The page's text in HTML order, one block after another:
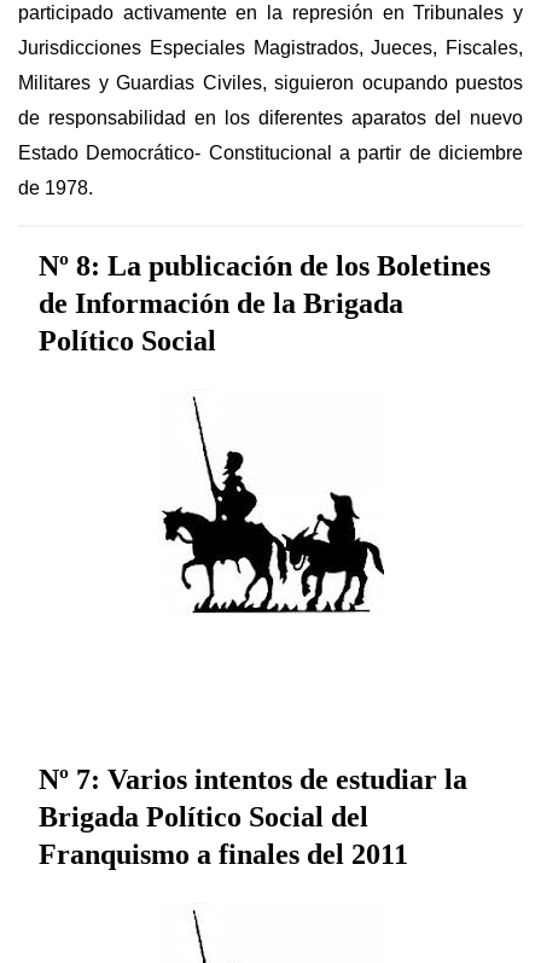
participado activamente en la represión en Tribunales y
Jurisdicciones Especiales Magistrados, Jueces, Fiscales,
Militares y Guardias Civiles, siguieron ocupando puestos
de responsabilidad en los diferentes aparatos del nuevo
Estado Democrático- Constitucional a partir de diciembre
de 1978.
Nº 8: La publicación de los Boletines
de Información de la Brigada
Político Social
Nº 7: Varios intentos de estudiar la
Brigada Político Social del
Franquismo a finales del 2011